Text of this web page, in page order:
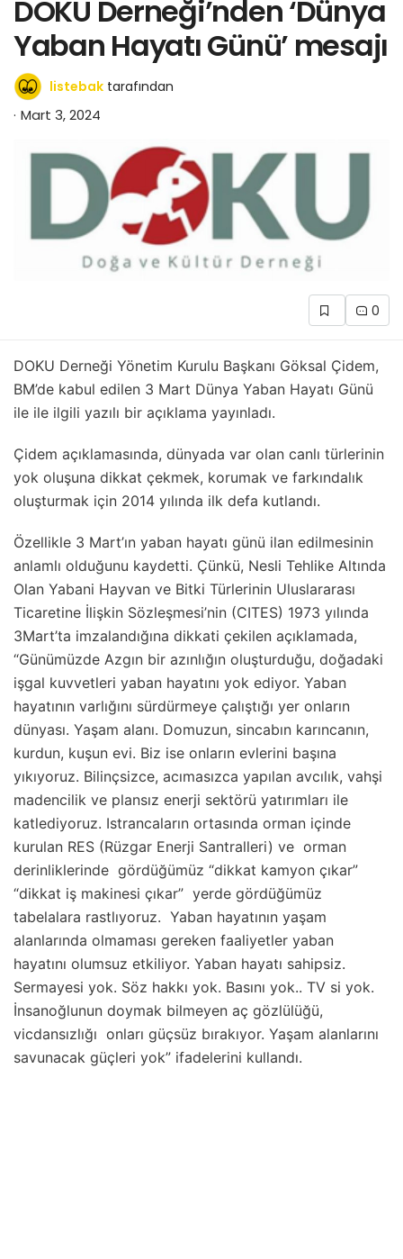
DOKU Derneği’nden ‘Dünya
Yaban Hayatı Günü’ mesajı
listebak tarafından
Mart 3, 2024
0
DOKU Derneği Yönetim Kurulu Başkanı Göksal Çidem,
BM’de kabul edilen 3 Mart Dünya Yaban Hayatı Günü
ile ile ilgili yazılı bir açıklama yayınladı.
Çidem açıklamasında, dünyada var olan canlı türlerinin
yok oluşuna dikkat çekmek, korumak ve farkındalık
oluşturmak için 2014 yılında ilk defa kutlandı.
Özellikle 3 Mart’ın yaban hayatı günü ilan edilmesinin
anlamlı olduğunu kaydetti. Çünkü, Nesli Tehlike Altında
Olan Yabani Hayvan ve Bitki Türlerinin Uluslararası
Ticaretine İlişkin Sözleşmesi’nin (CITES) 1973 yılında
3Mart’ta imzalandığına dikkati çekilen açıklamada,
“Günümüzde Azgın bir azınlığın oluşturduğu, doğadaki
işgal kuvvetleri yaban hayatını yok ediyor. Yaban
hayatının varlığını sürdürmeye çalıştığı yer onların
dünyası. Yaşam alanı. Domuzun, sincabın karıncanın,
kurdun, kuşun evi. Biz ise onların evlerini başına
yıkıyoruz. Bilinçsizce, acımasızca yapılan avcılık, vahşi
madencilik ve plansız enerji sektörü yatırımları ile
katlediyoruz. Istrancaların ortasında orman içinde
kurulan RES (Rüzgar Enerji Santralleri) ve orman
derinliklerinde gördüğümüz “dikkat kamyon çıkar”
“dikkat iş makinesi çıkar” yerde gördüğümüz
tabelalara rastlıyoruz. Yaban hayatının yaşam
alanlarında olmaması gereken faaliyetler yaban
hayatını olumsuz etkiliyor. Yaban hayatı sahipsiz.
Sermayesi yok. Söz hakkı yok. Basını yok.. TV si yok.
İnsanoğlunun doymak bilmeyen aç gözlülüğü,
vicdansızlığı onları güçsüz bırakıyor. Yaşam alanlarını
savunacak güçleri yok” ifadelerini kullandı.